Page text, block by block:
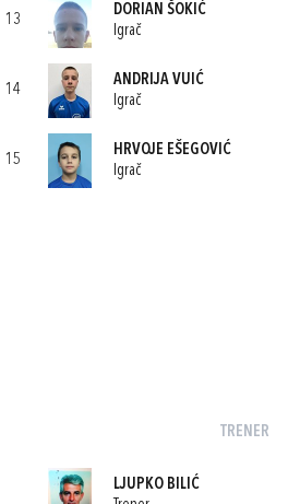
13
DORIAN ŠOKIĆ
Igrač
14
ANDRIJA VUIĆ
Igrač
15
HRVOJE EŠEGOVIĆ
Igrač
TRENER
LJUPKO BILIĆ